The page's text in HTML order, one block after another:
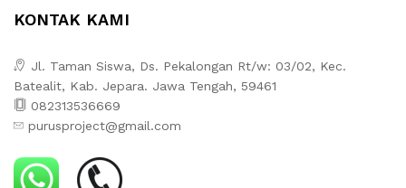
KONTAK KAMI
Jl. Taman Siswa, Ds. Pekalongan Rt/w: 03/02, Kec.
Batealit, Kab. Jepara. Jawa Tengah, 59461
082313536669
purusproject@gmail.com